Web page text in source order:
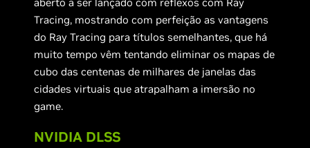
Tracing, mostrando com perfeição as vantagens
do Ray Tracing para títulos semelhantes, que há
muito tempo vêm tentando eliminar os mapas de
cubo das centenas de milhares de janelas das
cidades virtuais que atrapalham a imersão no
game.
NVIDIA DLSS